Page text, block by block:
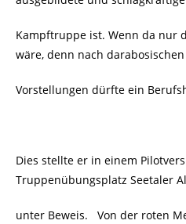
Kampftruppe ist. Wenn da nur
wäre, denn nach darabosischen
Vorstellungen dürfte ein
Dies stellte er in einem
Truppenübungsplatz Seetaler
unter Beweis. Von der roten